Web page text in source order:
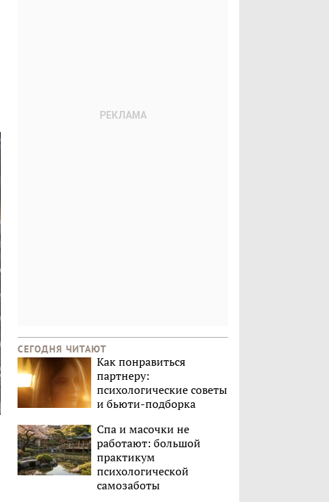
СЕГОДНЯ ЧИТАЮТ
Как понравиться
партнеру:
психологические советы
и бьюти-подборка
Спа и масочки не
работают: большой
практикум
психологической
самозаботы